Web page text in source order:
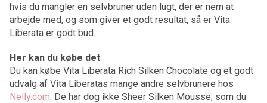
hvis du mangler en selvbruner uden lugt, der er nem at
arbejde med, og som giver et godt resultat, så er Vita
Liberata er godt bud.
Her kan du købe det
Du kan købe Vita Liberata Rich Silken Chocolate og et godt
udvalg af Vita Liberatas mange andre selvbrunere hos
Nelly.com. De har dog ikke Sheer Silken Mousse, som du